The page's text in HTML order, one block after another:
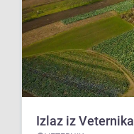
Izlaz iz Veternika